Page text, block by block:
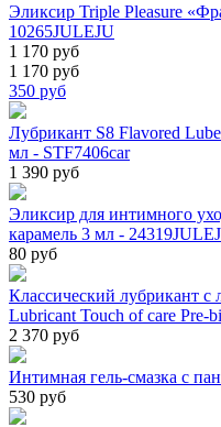
Эликсир Triple Pleasure
10265JULEJU
1 170 руб
1 170 руб
350 руб
Лубрикант S8 Flavored
мл - STF7406car
1 390 руб
Эликсир для интимного
карамель 3 мл -
80 руб
Классический лубрикант с
Lubricant Touch of care Pre-
2 370 руб
Интимная гель-смазка с
530 руб